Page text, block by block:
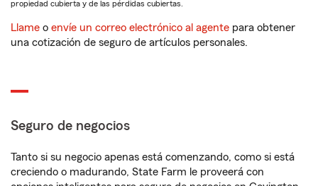
propiedad cubierta y de las pérdidas cubiertas.
Llame o envíe un correo electrónico al agente para obtener
una cotización de seguro de artículos personales.
Seguro de negocios
Tanto si su negocio apenas está comenzando, como si está
creciendo o madurando, State Farm le proveerá con